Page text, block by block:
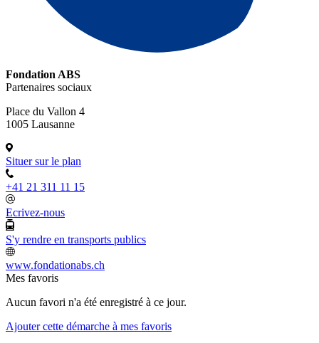
Fondation ABS
Partenaires sociaux
Place du Vallon 4
1005 Lausanne
Situer sur le plan
+41 21 311 11 15
Ecrivez-nous
S'y rendre en transports publics
www.fondationabs.ch
Mes favoris
Aucun favori n'a été enregistré à ce jour.
Ajouter cette démarche à mes favoris